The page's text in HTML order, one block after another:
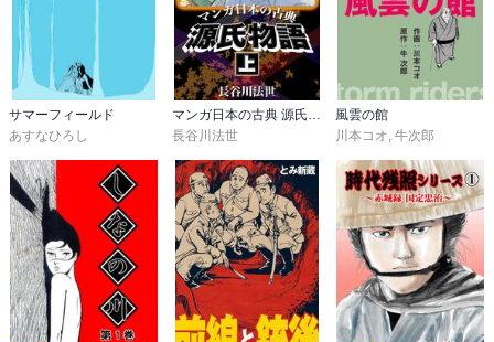
サマーフィールド
あすなひろし
マンガ日本の古典 源氏物語
長谷川法世
風雲の館
川本コオ, 牛次郎